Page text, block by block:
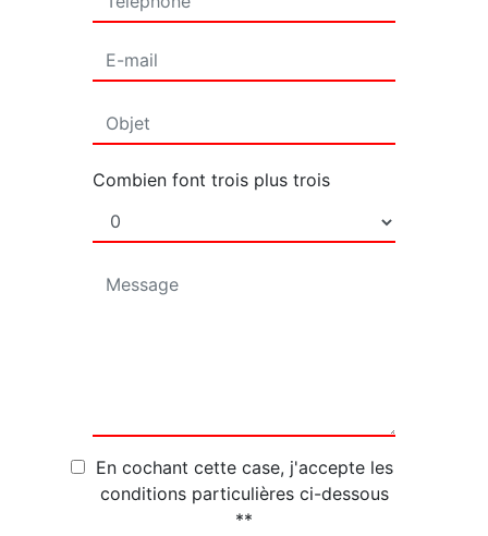
Combien font trois plus trois
En cochant cette case, j'accepte les
conditions particulières ci-dessous
**